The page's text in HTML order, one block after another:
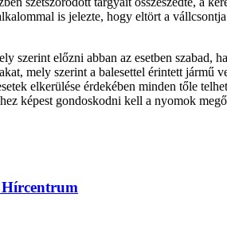
is jelezte, hogy eltört a
előzni abban az esetben szabad,
mely szerint a balesettel érintett jármű
elkerülése érdekében minden tőle
képest gondoskodni kell a nyomok
Hírcentrum